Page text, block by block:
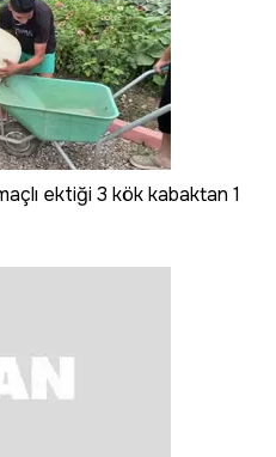
ektiği 3 kök kabaktan 1